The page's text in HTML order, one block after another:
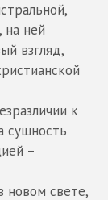
на ней
взгляд,
к
сущность
–
новом свете,